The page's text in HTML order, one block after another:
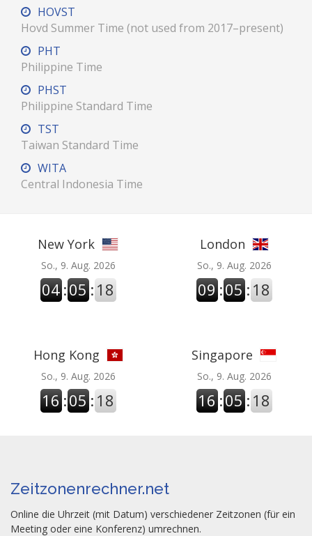
HOVST
Hovd Summer Time (not used from 2017–present)
PHT
Philippine Time
PHST
Philippine Standard Time
TST
Taiwan Standard Time
WITA
Central Indonesia Time
New York
So., 9. Aug. 2026
04 :05 : 18
London
So., 9. Aug. 2026
09 :05 : 18
Hong Kong
So., 9. Aug. 2026
16 :05 : 18
Singapore
So., 9. Aug. 2026
16 :05 : 18
Zeitzonenrechner.net
Online die Uhrzeit (mit Datum) verschiedener Zeitzonen (für ein
Meeting oder eine Konferenz) umrechnen.